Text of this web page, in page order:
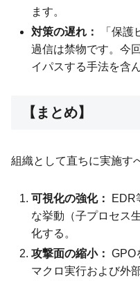
ます。
対策の遅れ：
「保護
過信は禁物です。今
イパスする手法を含
【まとめ】
組織として直ちに実施す
可視化の強化：
EDR
な挙動（子プロセス
化する。
攻撃面の縮小： GPO
マクロ実行および外